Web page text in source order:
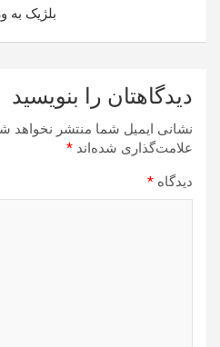
بلژیک به
دیدگاهتان را بنویسید
نشانی ایمیل شما منتشر نخواهد
علامت‌گذاری شده‌اند *
دیدگاه *